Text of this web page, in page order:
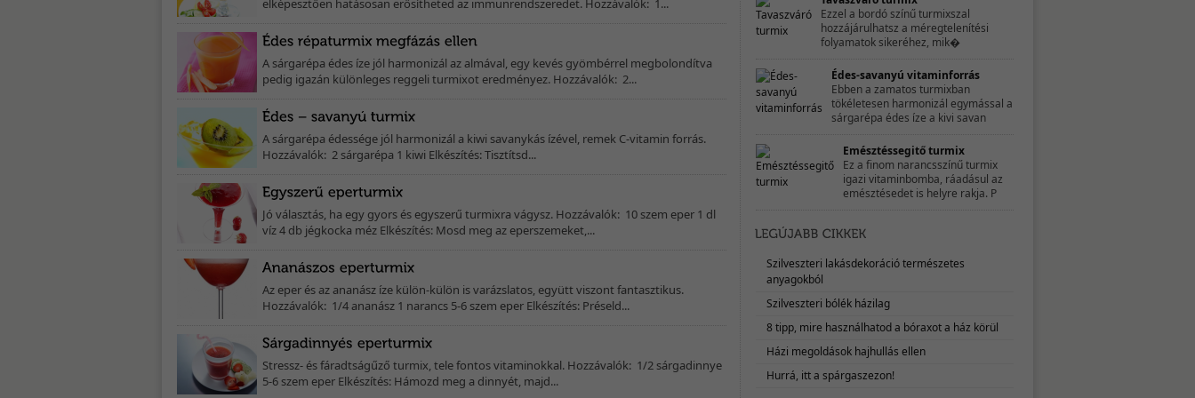
elképesztően hatásosan erősítheted az immunrendszeredet. Hozzávalók: 1...
A sárgarépa édes íze jól harmonizál az almával, egy kevés gyömbérrel megbolondítva
pedig igazán különleges reggeli turmixot eredményez. Hozzávalók: 2...
A sárgarépa édessége jól harmonizál a kiwi savanykás ízével, remek C-vitamin forrás.
Hozzávalók: 2 sárgarépa 1 kiwi Elkészítés: Tisztítsd...
Jó választás, ha egy gyors és egyszerű turmixra vágysz. Hozzávalók: 10 szem eper 1 dl
víz 4 db jégkocka méz Elkészítés: Mosd meg az eperszemeket,...
Az eper és az ananász íze külön-külön is varázslatos, együtt viszont fantasztikus.
Hozzávalók: 1/4 ananász 1 narancs 5-6 szem eper Elkészítés: Préseld...
Stressz- és fáradtságűző turmix, tele fontos vitaminokkal. Hozzávalók: 1/2 sárgadinnye
5-6 szem eper Elkészítés: Hámozd meg a dinnyét, majd...
Ezzel a bordó színű turmixszal
hozzájárulhatsz a méregtelenítési
folyamatok sikeréhez, mik�
Édes-savanyú vitaminforrás
Ebben a zamatos turmixban
tökéletesen harmonizál egymással a
sárgarépa édes íze a kivi savan
Emésztéssegitő turmix
Ez a finom narancsszínű turmix
igazi vitaminbomba, ráadásul az
emésztésedet is helyre rakja. P
Szilveszteri lakásdekoráció természetes
anyagokból
Szilveszteri bólék házilag
8 tipp, mire használhatod a bóraxot a ház körül
Házi megoldások hajhullás ellen
Hurrá, itt a spárgaszezon!